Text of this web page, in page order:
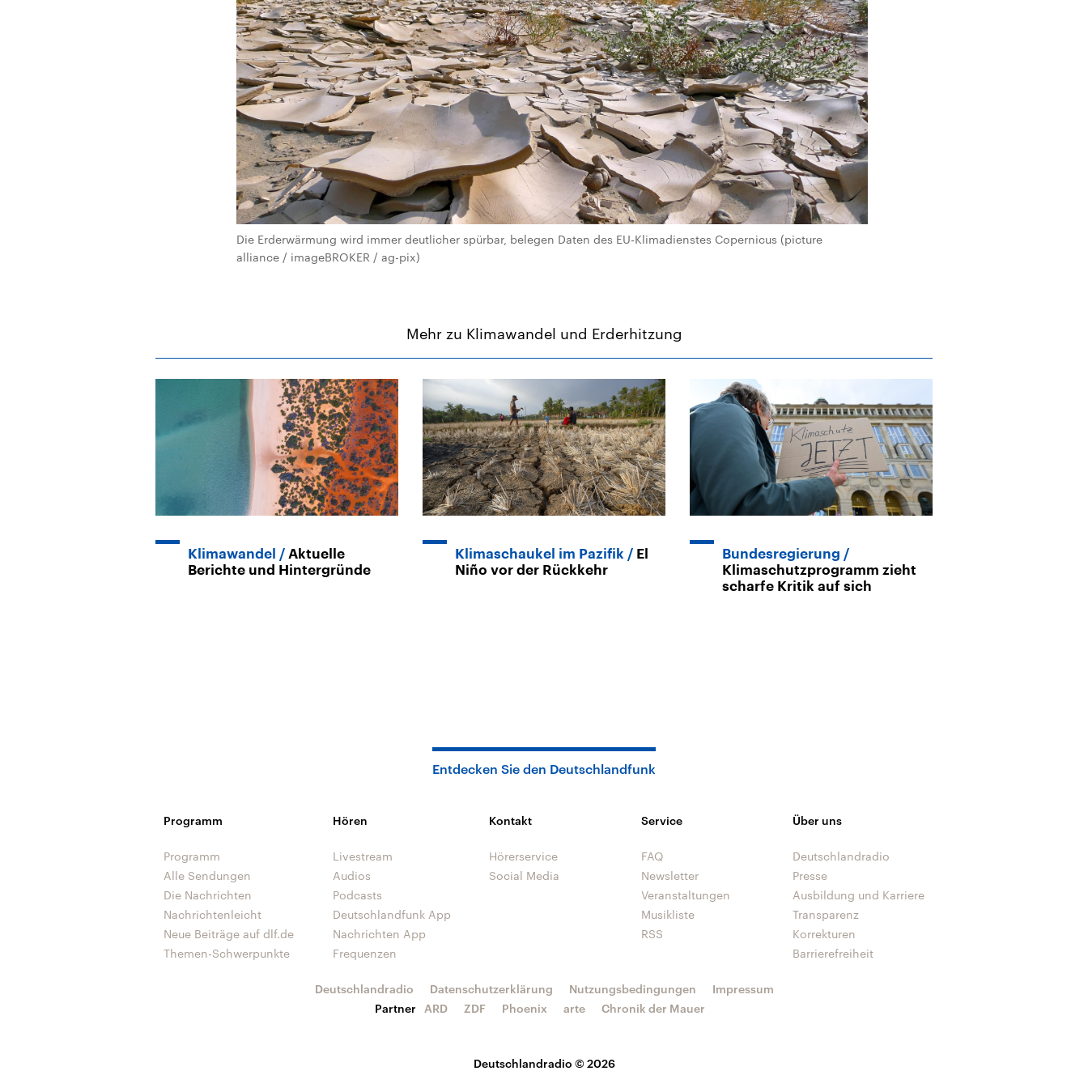
Die Erderwärmung wird immer deutlicher spürbar, belegen Daten des EU-Klimadienstes Copernicus (picture
alliance / imageBROKER / ag-pix)
Mehr zu Klimawandel und Erderhitzung
Klimawandel
Aktuelle
Berichte und Hintergründe
Klimaschaukel im Pazifik
El
Niño vor der Rückkehr
Bundesregierung
Klimaschutzprogramm zieht
scharfe Kritik auf sich
Entdecken Sie den Deutschlandfunk
Programm
Programm
Alle Sendungen
Die Nachrichten
Nachrichtenleicht
Neue Beiträge auf dlf.de
Themen-Schwerpunkte
Hören
Livestream
Audios
Podcasts
Deutschlandfunk App
Nachrichten App
Frequenzen
Kontakt
Hörerservice
Social Media
Service
FAQ
Newsletter
Veranstaltungen
Musikliste
RSS
Über uns
Deutschlandradio
Presse
Ausbildung und Karriere
Transparenz
Korrekturen
Barrierefreiheit
Deutschlandradio © 2026
Deutschlandradio Datenschutzerklärung Nutzungsbedingungen
Impressum
Partner
ARD ZDF Phoenix arte Chronik der Mauer